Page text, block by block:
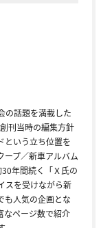
の話題を満載した
刊当時の編集方針
という立ち位置を
ープ／新車アルバム
年間続く「Ｘ氏の
スを受けながら新
も人気の企画とな
なページ数で紹介